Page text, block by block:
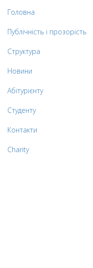
Головна
Публічність і прозорість
Структура
Новини
Абітурієнту
Студенту
Контакти
Charity